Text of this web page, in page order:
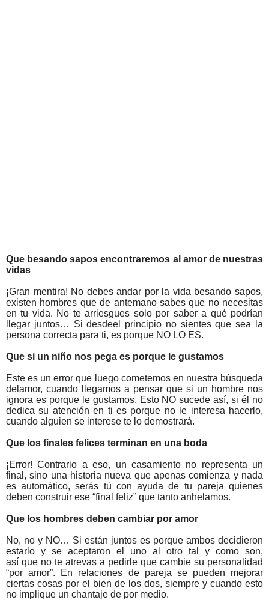
Que besando sapos encontraremos al amorde nuestras
vidas
¡Gran mentira! No debes andar por la vida besando sapos,
existen hombres quede antemano sabesque no necesitas
en tu vida. No te arriesgues solo por saber a qué podrían
llegar juntos… Sidesdeel principio no sientesque sea la
persona correcta para ti, es porque NO LO ES.
Que si un niño nos pega es porque le gustamos
Este es un errorque luego cometemos en nuestra búsqueda
del amor, cuando llegamos a pensar que si un hombre nos
ignora es porque le gustamos. Esto NO sucede así, si él no
dedica su atención en ti es porque no le interesa hacerlo,
cuando alguien se interese te lo demostrará.
Que los finales felices terminan en una boda
¡Error! Contrario a eso, un casamiento no representa un
final, sino una historia nueva queapenas comienza y nada
es automático, serás tú con ayuda de tu pareja quienes
deben construir ese “final feliz” que tanto anhelamos.
Que los hombres deben cambiar por amor
No, no y NO… Si están juntos es porque ambos decidieron
estarlo y se aceptaron el
uno al otro tal y como son,
así que no te atrevas a pedirle que cambie su personalidad
“poramor”. En relaciones de pareja se pueden mejorar
ciertas cosas por el
bien de los dos, siempre y cuando esto
no implique un chantaje de por medio.